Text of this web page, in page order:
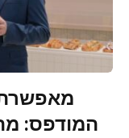
מאפשרת
המודפס: